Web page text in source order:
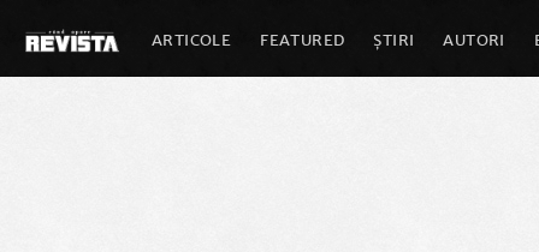
ARTICOLE FEATURED ȘTIRI AUTORI